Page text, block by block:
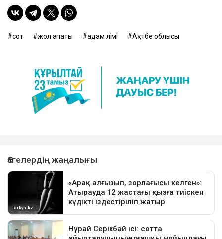
сот жол апаты адам өлімі Ақтөбе облысы